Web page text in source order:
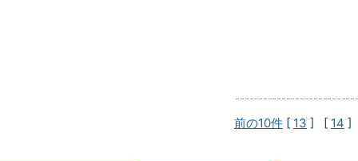
前の10件 [ 13 ] [ 14 ]